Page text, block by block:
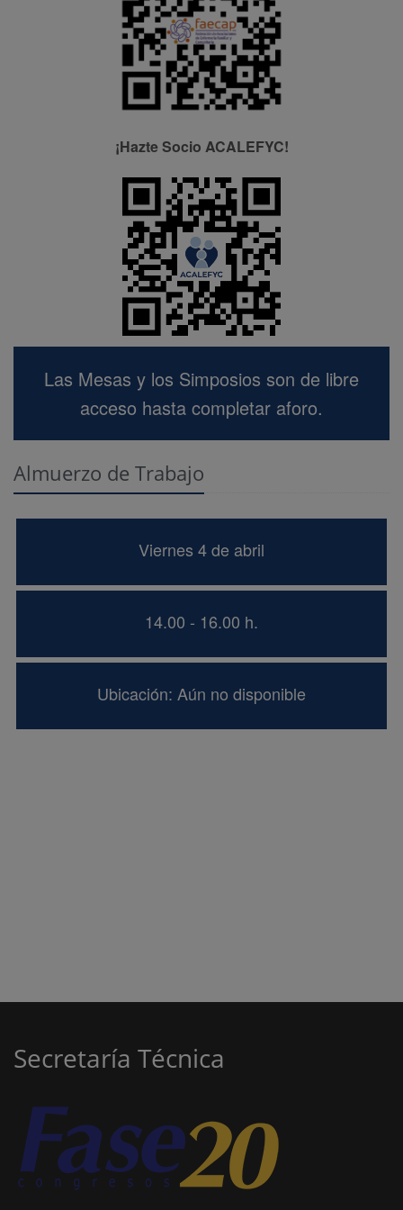
¡Hazte Socio ACALEFYC!
Las Mesas y los Simposios son de libre
acceso hasta completar aforo.
Almuerzo de Trabajo
Viernes 4 de abril
14.00 - 16.00 h.
Ubicación: Aún no disponible
Secretaría Técnica